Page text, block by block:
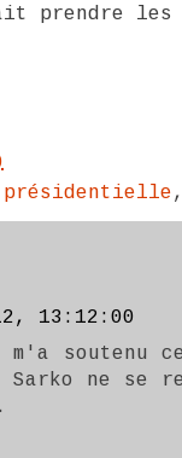
prendre les
présidentielle
13:12:00
m'a
ne se